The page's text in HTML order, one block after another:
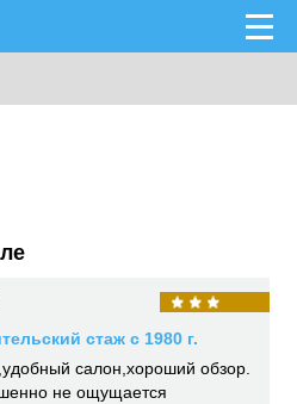
стаж с 1980 г.
салон,хороший обзор.
не ощущается